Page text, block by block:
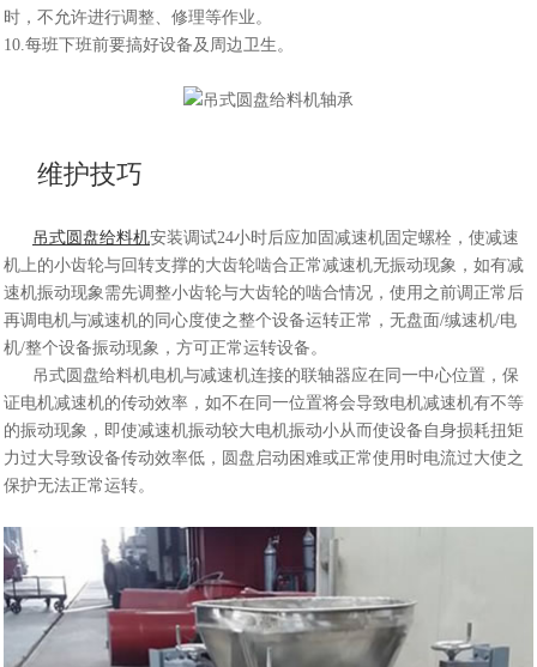
时，不允许进行调整、修理等作业。
10.每班下班前要搞好设备及周边卫生。
维护技巧
吊式圆盘给料机安装调试24小时后应加固减速机固定螺栓，使减速
机上的小齿轮与回转支撑的大齿轮啮合正常减速机无振动现象，如有减
速机振动现象需先调整小齿轮与大齿轮的啮合情况，使用之前调正常后
再调电机与减速机的同心度使之整个设备运转正常，无盘面/缄速机/电
机/整个设备振动现象，方可正常运转设备。
吊式圆盘给料机电机与减速机连接的联轴器应在同一中心位置，保
证电机减速机的传动效率，如不在同一位置将会导致电机减速机有不等
的振动现象，即使减速机振动较大电机振动小从而使设备自身损耗扭矩
力过大导致设备传动效率低，圆盘启动困难或正常使用时电流过大使之
保护无法正常运转。